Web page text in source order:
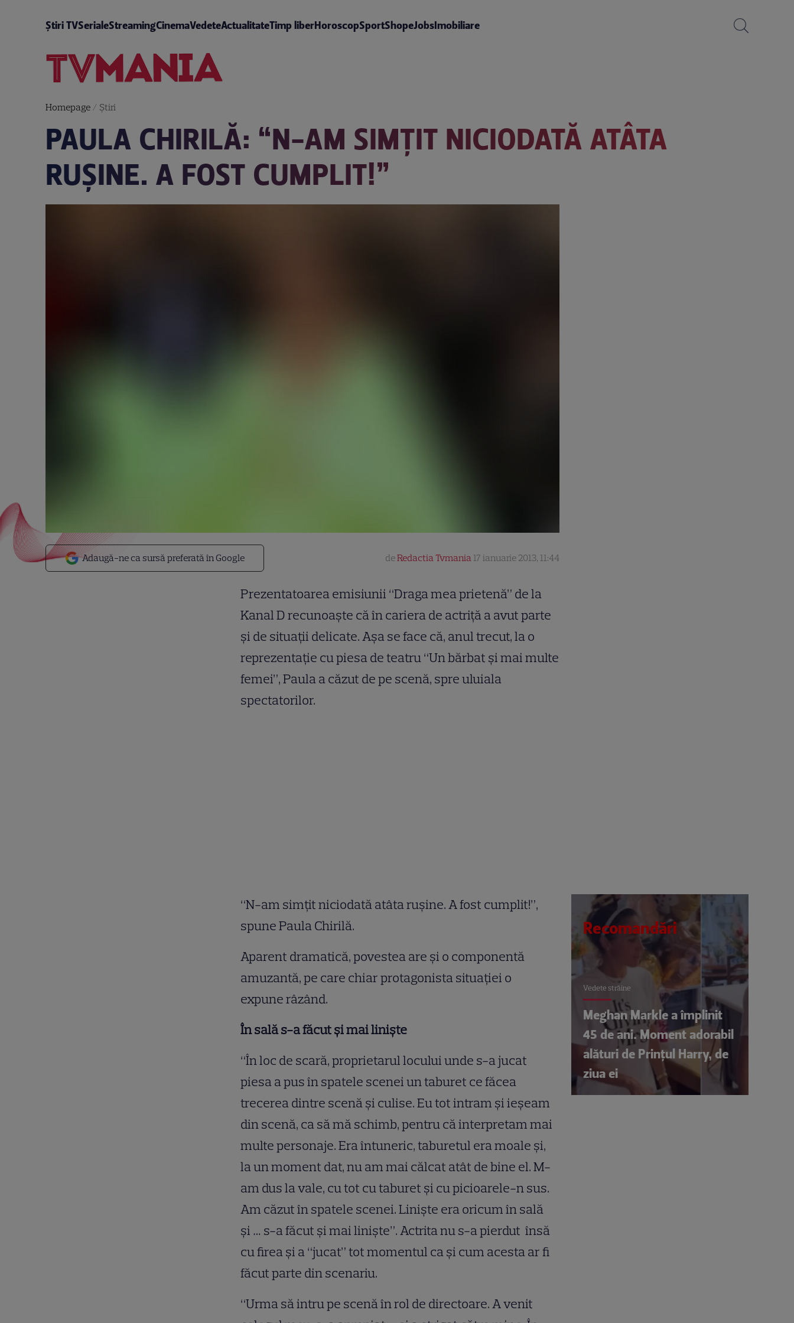
Știri TVSerialeStreamingCinemaVedeteActualitateTimp liberHoroscopSportShopeJobsImobiliare
Homepage/ Știri
PAULA CHIRILĂ: “N-AM SIMŢIT NICIODATĂ ATÂTA
RUŞINE. A FOST CUMPLIT!”
Adaugă-ne ca sursă preferată în Google deRedactia Tvmania 17 ianuarie 2013, 11:44
Prezentatoarea emisiunii “Draga mea prietenă” de la
Kanal D recunoaşte că în cariera de actriţă a avut parte
şi de situaţii delicate. Aşa se face că, anul trecut, la o
reprezentaţie cu piesa de teatru “Un bărbat şi mai multe
femei”, Paula a căzut de pe scenă, spre uluiala
spectatorilor.
“N-am simţit niciodată atâta ruşine. A fost cumplit!”,
spune Paula Chirilă.
Aparent dramatică, povestea are şi o componentă
amuzantă, pe care chiar protagonista situaţiei o
expune râzând.
În sală s-a făcut şi mai linişte
“În loc de scară, proprietarul locului unde s-a jucat
piesa a pus în spatele scenei un taburet ce făcea
trecerea dintre scenă şi culise. Eu tot intram şi ieşeam
din scenă, ca să mă schimb, pentru că interpretam mai
multe personaje. Era întuneric, taburetul era moale şi,
la un moment dat, nu am mai călcat atât de bine el. M-
am dus la vale, cu tot cu taburet şi cu picioarele-n sus.
Am căzut în spatele scenei. Linişte era oricum în sală
şi … s-a făcut şi mai linişte”. Actrita nu s-a pierdut însă
cu firea şi a “jucat” tot momentul ca şi cum acesta ar fi
făcut parte din scenariu.
“Urma să intru pe scenă în rol de directoare. A venit
Recomandări
Vedete străine
Meghan Markle a împlinit
45 de ani. Moment adorabil
alături de Prințul Harry, de
ziua ei